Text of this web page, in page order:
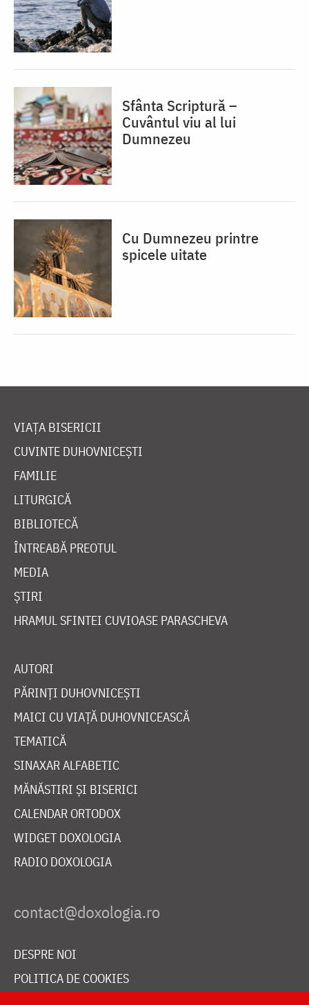
Sfânta Scriptură –
Cuvântul viu al lui
Dumnezeu
Cu Dumnezeu printre
spicele uitate
VIAȚA BISERICII
CUVINTE DUHOVNICEȘTI
FAMILIE
LITURGICĂ
BIBLIOTECĂ
ÎNTREABĂ PREOTUL
MEDIA
ȘTIRI
HRAMUL SFINTEI CUVIOASE PARASCHEVA
AUTORI
PĂRINȚI DUHOVNICEȘTI
MAICI CU VIAȚĂ DUHOVNICEASCĂ
TEMATICĂ
SINAXAR ALFABETIC
MĂNĂSTIRI ȘI BISERICI
CALENDAR ORTODOX
WIDGET DOXOLOGIA
RADIO DOXOLOGIA
DESPRE NOI
POLITICA DE COOKIES